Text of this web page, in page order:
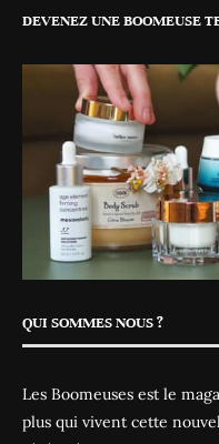
DEVENEZ UNE BOOMEUSE
QUI SOMMES NOUS ?
Les Boomeuses est le
plus qui vivent cette